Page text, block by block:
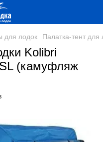
для лодок Палатка-тент
Kolibri
(камуфляж